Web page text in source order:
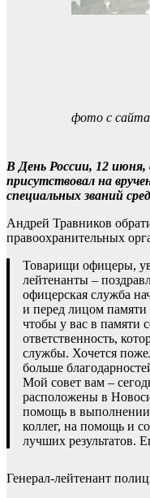
фото с сайта
В День России, 12
присутствовал на
специальных званий
Андрей Травников
правоохранительных
Товарищи офицеры,
лейтенанты –
офицерская служба
и перед лицом памяти
чтобы у вас в памяти
ответственность,
службы. Хочется
больше
Мой совет вам –
расположены в
помощь в выполнении
коллег, на помощь и
лучших результатов.
Генерал-лейтенант